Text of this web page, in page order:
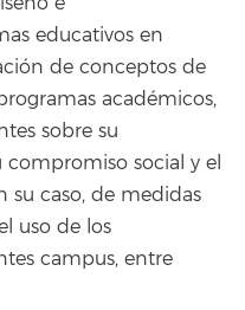
educativos en
de conceptos de
académicos,
sobre su
social y el
su caso, de medidas
uso de los
campus, entre